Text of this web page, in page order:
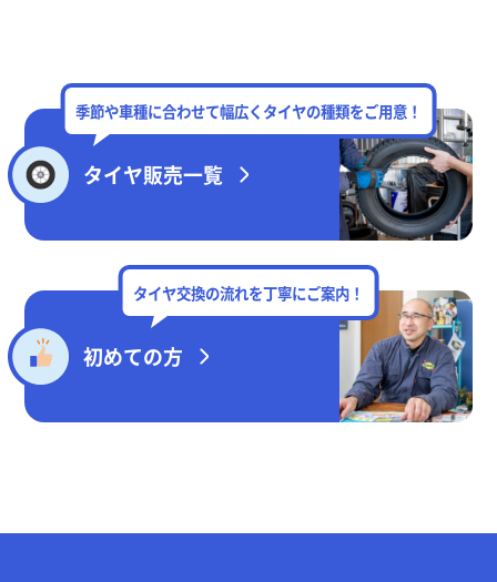
季節や車種に合わせて幅広くタイヤの種類をご用意！
タイヤ販売一覧
タイヤ交換の流れを丁寧にご案内！
初めての方